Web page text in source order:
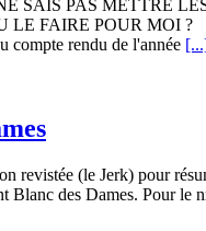
SAIS PAS METTRE
LE FAIRE POUR MOI ?
compte rendu de l'année
revistée (le Jerk) pour
Blanc des Dames. Pour le